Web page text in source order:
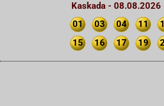
Kaskada - 08.08.2026
01
03 04 11
15
16 17 19